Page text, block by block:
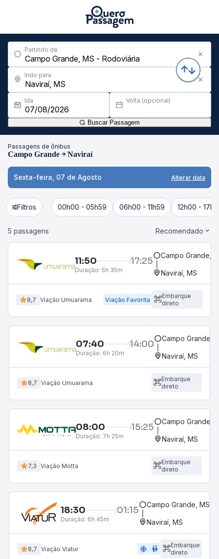
Partindo de
Indo para
Ida Volta (opcional)
Buscar Passagem
Passagens de ônibus
Campo Grande Naviraí
Sexta-feira, 07 de Agosto Alterar data
Filtros 00h00 - 05h59 06h00 - 11h59 12h00 -
5 passagens Recomendado
11:50 17:25
Duração: 5h 35m
Campo Grande,
Naviraí, MS
8,7 Viação Umuarama Viação Favorita
Embarque
direto
07:40 14:00
Duração: 6h 20m
Campo Grande,
Naviraí, MS
8,7 Viação Umuarama
Embarque
direto
08:00 15:25
Duração: 7h 25m
Campo Grande,
Naviraí, MS
7,3 Viação Motta
Embarque
direto
18:30 01:15
Duração: 6h 45m
Campo Grande, MS -
Naviraí, MS
8,7 Viação Viatur ac_unit wc
Embarque
direto